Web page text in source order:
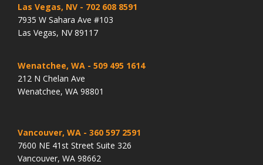
Las Vegas, NV - 702 608 8591
7935 W Sahara Ave #103
Las Vegas, NV 89117
Wenatchee, WA - 509 495 1614
212 N Chelan Ave
Wenatchee, WA 98801
Vancouver, WA - 360 597 2591
7600 NE 41st Street Suite 326
Vancouver, WA 98662